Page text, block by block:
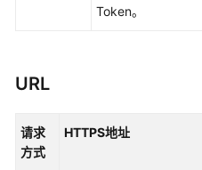
Token。
URL
请求
方式
HTTPS地址